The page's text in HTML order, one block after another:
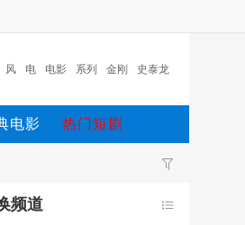
风 电 电影 系列 金刚 史泰龙
电影 热门短剧
频道